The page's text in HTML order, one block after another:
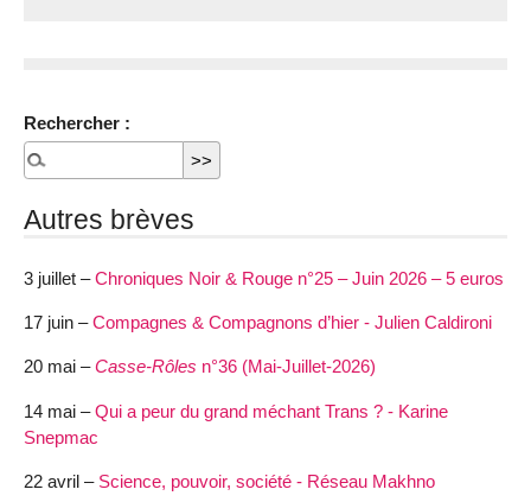
Rechercher :
Autres brèves
3 juillet –Chroniques Noir & Rouge n°25 – Juin 2026 – 5 euros
17 juin –Compagnes & Compagnons d’hier - Julien Caldironi
20 mai –Casse-Rôles n°36 (Mai-Juillet-2026)
14 mai –Qui a peur du grand méchant Trans ? - Karine
Snepmac
22 avril – Science, pouvoir, société - Réseau Makhno